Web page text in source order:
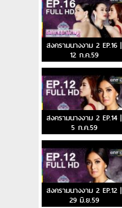
สงครามนางงาม 2 EP.16 |
12 ก.ค.59
สงครามนางงาม 2 EP.14 |
5 ก.ค.59
สงครามนางงาม 2 EP.12 |
29 มิ.ย.59